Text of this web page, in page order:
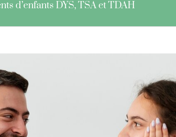
d’enfants DYS, TSA et TDAH